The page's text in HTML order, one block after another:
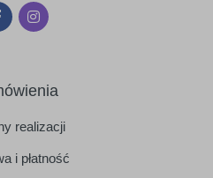
realizacji
i płatność